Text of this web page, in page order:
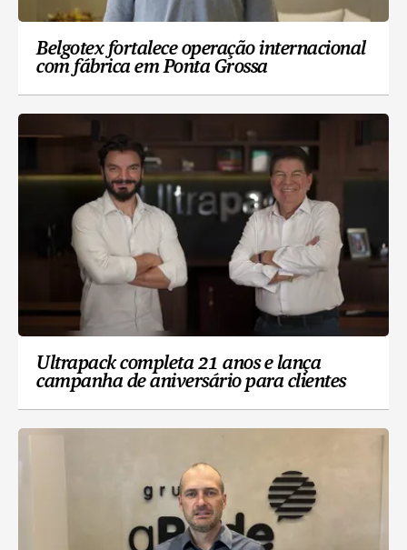
Belgotex fortalece operação internacional
com fábrica em Ponta Grossa
Ultrapack completa 21 anos e lança
campanha de aniversário para clientes